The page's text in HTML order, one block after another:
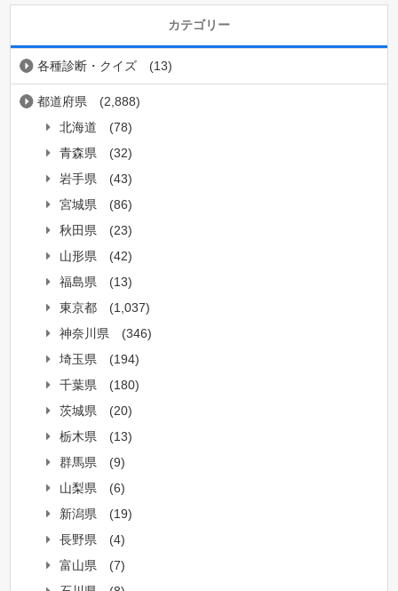
カテゴリー
各種診断・クイズ (13)
都道府県
(2,888)
北海道
(78)
青森県
(32)
岩手県
(43)
宮城県
(86)
秋田県
(23)
山形県
(42)
福島県
(13)
東京都
(1,037)
神奈川県
(346)
埼玉県
(194)
千葉県
(180)
茨城県
(20)
栃木県
(13)
群馬県
(9)
山梨県
(6)
新潟県
(19)
長野県
(4)
富山県
(7)